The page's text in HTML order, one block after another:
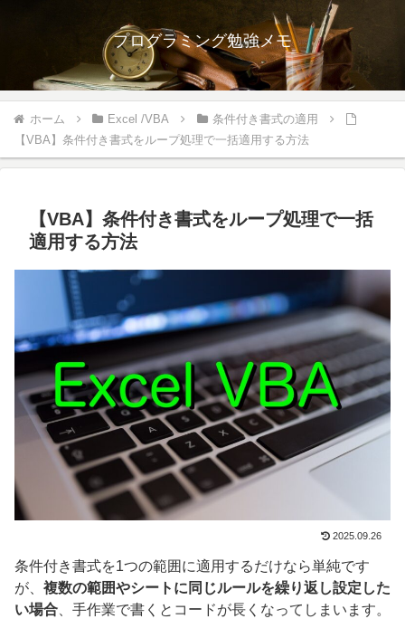
プログラミング勉強メモ
ホーム Excel /VBA
条件付き書式の適用
【VBA】条件付き書式をループ処理で一括適用する方法
【VBA】条件付き書式をループ処理で一括
適用する方法
2025.09.26
条件付き書式を1つの範囲に適用するだけなら単純です
が、 複数の範囲やシートに同じルールを繰り返し設定した
い場合 、手作業で書くとコードが長くなってしまいます。